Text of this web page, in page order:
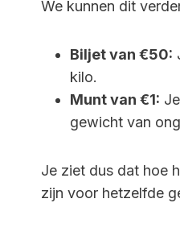
We kunnen dit
Biljet van €50:
kilo.
Munt van €1:
gewicht van
Je ziet dus dat hoe
zijn voor hetzelfde